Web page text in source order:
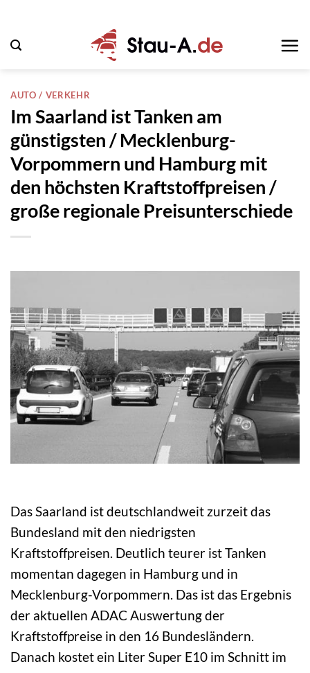
springen
AUTO / VERKEHR
Im Saarland ist Tanken am
günstigsten / Mecklenburg-
Vorpommern und Hamburg mit
den höchsten Kraftstoffpreisen /
große regionale Preisunterschiede
Das Saarland ist deutschlandweit zurzeit das
Bundesland mit den niedrigsten
Kraftstoffpreisen. Deutlich teurer ist Tanken
momentan dagegen in Hamburg und in
Mecklenburg-Vorpommern. Das ist das Ergebnis
der aktuellen ADAC Auswertung der
Kraftstoffpreise in den 16 Bundesländern.
Danach kostet ein Liter Super E10 im Schnitt im